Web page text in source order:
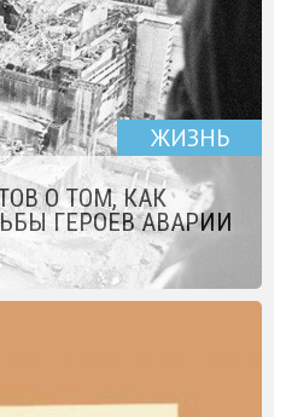
ЖИЗНЬ
О ТОМ, КАК
ГЕРОЕВ АВАРИИ